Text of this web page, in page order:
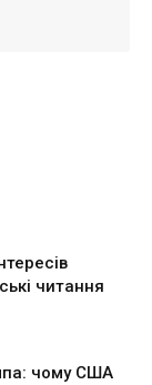
читання
чому США